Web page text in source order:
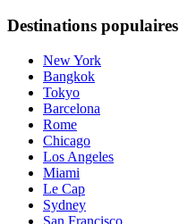
Destinations populaires
New York
Bangkok
Tokyo
Barcelona
Rome
Chicago
Los Angeles
Miami
Le Cap
Sydney
San Francisco